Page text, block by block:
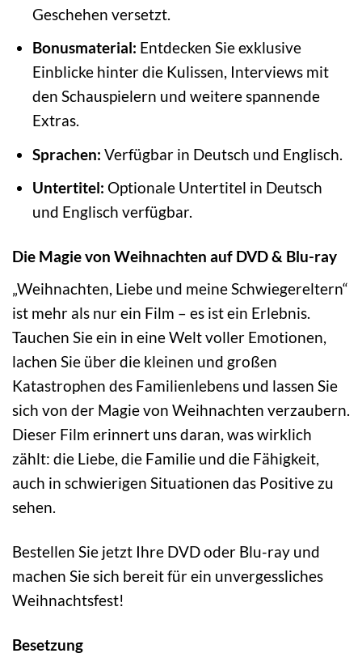
Geschehen versetzt.
Bonusmaterial: Entdecken Sie exklusive
Einblicke hinter die Kulissen, Interviews mit
den Schauspielern und weitere spannende
Extras.
Sprachen: Verfügbar in Deutsch und Englisch.
Untertitel: Optionale Untertitel in Deutsch
und Englisch verfügbar.
Die Magie von Weihnachten auf DVD & Blu-ray
„Weihnachten, Liebe und meine Schwiegereltern“
ist mehr als nur ein Film – es ist ein Erlebnis.
Tauchen Sie ein in eine Welt voller Emotionen,
lachen Sie über die kleinen und großen
Katastrophen des Familienlebens und lassen Sie
sich von der Magie von Weihnachten verzaubern.
Dieser Film erinnert uns daran, was wirklich
zählt: die Liebe, die Familie und die Fähigkeit,
auch in schwierigen Situationen das Positive zu
sehen.
Bestellen Sie jetzt Ihre DVD oder Blu-ray und
machen Sie sich bereit für ein unvergessliches
Weihnachtsfest!
Besetzung